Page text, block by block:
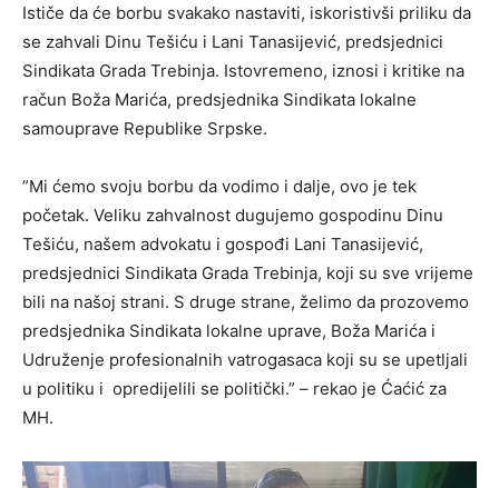
Ističe da će borbu svakako nastaviti, iskoristivši priliku da
se zahvali Dinu Tešiću i Lani Tanasijević, predsjednici
Sindikata Grada Trebinja. Istovremeno, iznosi i kritike na
račun Boža Marića, predsjednika Sindikata lokalne
samouprave Republike Srpske.
”Mi ćemo svoju borbu da vodimo i dalje, ovo je tek
početak. Veliku zahvalnost dugujemo gospodinu Dinu
Tešiću, našem advokatu i gospođi Lani Tanasijević,
predsjednici Sindikata Grada Trebinja, koji su sve vrijeme
bili na našoj strani. S druge strane, želimo da prozovemo
predsjednika Sindikata lokalne uprave, Boža Marića i
Udruženje profesionalnih vatrogasaca koji su se upetljali
u politiku i opredijelili se politički.” – rekao je Ćaćić za
MH.